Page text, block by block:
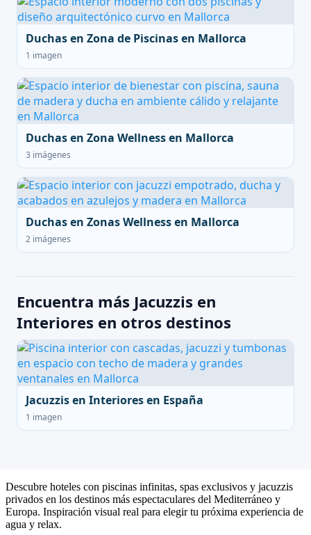
Duchas en Zona de Piscinas en Mallorca
1 imagen
Duchas en Zona Wellness en Mallorca
3 imágenes
Duchas en Zonas Wellness en Mallorca
2 imágenes
Encuentra más Jacuzzis en
Interiores en otros destinos
Jacuzzis en Interiores en España
1 imagen
Descubre hoteles con piscinas infinitas, spas exclusivos y jacuzzis
privados en los destinos más espectaculares del Mediterráneo y
Europa. Inspiración visual real para elegir tu próxima experiencia de
agua y relax.